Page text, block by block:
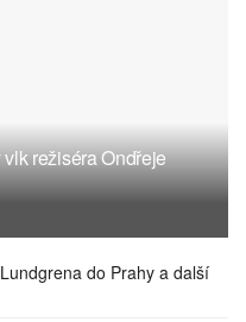
režiséra Ondřeje
do Prahy a další